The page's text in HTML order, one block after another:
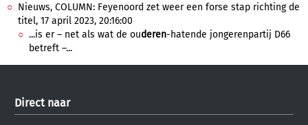
Nieuws, COLUMN: Feyenoord zet weer een forse stap richting de
titel, 17 april 2023, 20:16:00
...is er – net als wat de ouderen-hatende jongerenpartij D66
betreft –...
Direct naar